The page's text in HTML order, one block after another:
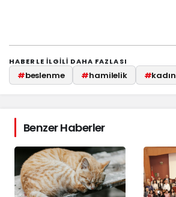
HABERLE ILGILI DAHA FAZLASI
#beslenme #hamilelik #kadın
Benzer Haberler